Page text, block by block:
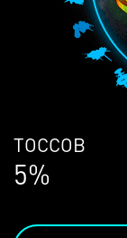
ЛЮДЕЙ
68%